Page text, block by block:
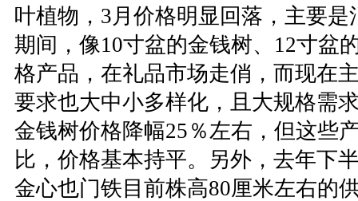
叶植物，3月价格明显回落，主要
期间，像10寸盆的金钱树、12寸盆
格产品，在礼品市场走俏，而现在
要求也大中小多样化，且大规格需
金钱树价格降幅25％左右，但这些
比，价格基本持平。另外，去年下
金心也门铁目前株高80厘米左右的